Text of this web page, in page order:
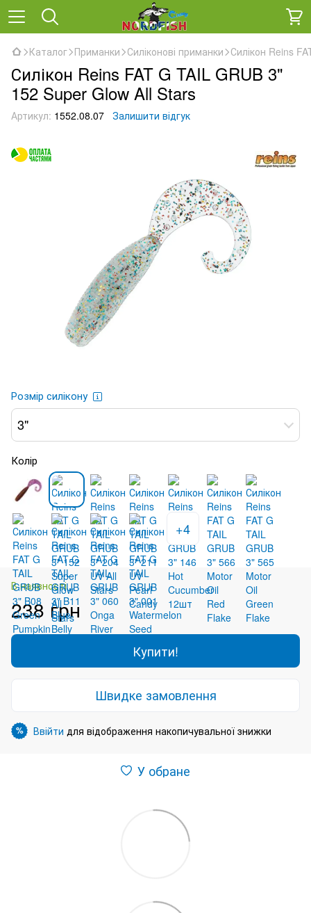
Каталог Приманки Силіконові приманки Силікон Reins
Силікон Reins FAT G TAIL GRUB 3"
152 Super Glow All Stars
Артикул: 1552.08.07 Залишити відгук
Розмір силікону
3"
Колір
+4
В наявності
238 грн
Купити!
Швидке замовлення
% Ввійти для відображення накопичувальної знижки
У обране